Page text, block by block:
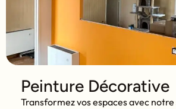
Peinture Décorative
Transformez vos espaces avec